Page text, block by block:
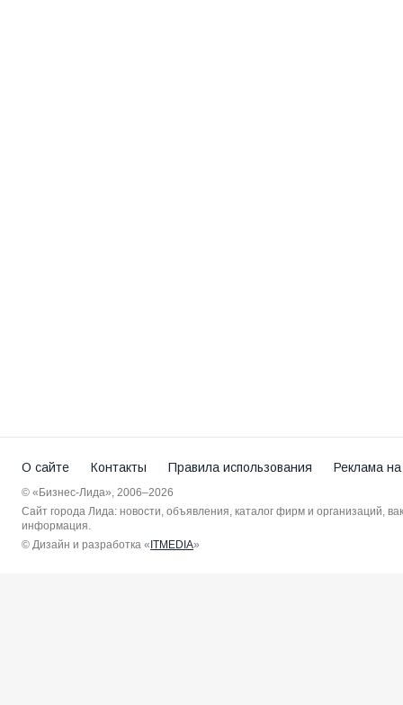
О сайте Контакты Правила использования Реклама
© «Бизнес-Лида», 2006–2026
Сайт города Лида: новости, объявления, каталог фирм и организаций,
информация.
© Дизайн и разработка «ITMEDIA»